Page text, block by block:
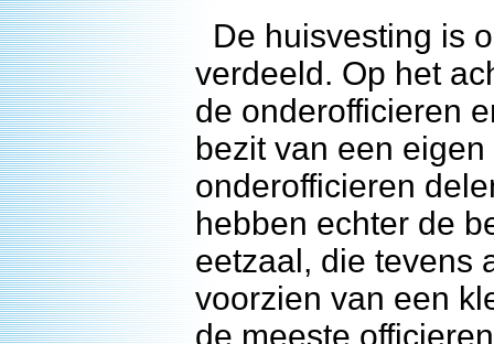
De huisvesting is
verdeeld. Op het
de onderofficieren
bezit van een
onderofficieren
hebben echter de
eetzaal, die tevens
voorzien van een
de meeste